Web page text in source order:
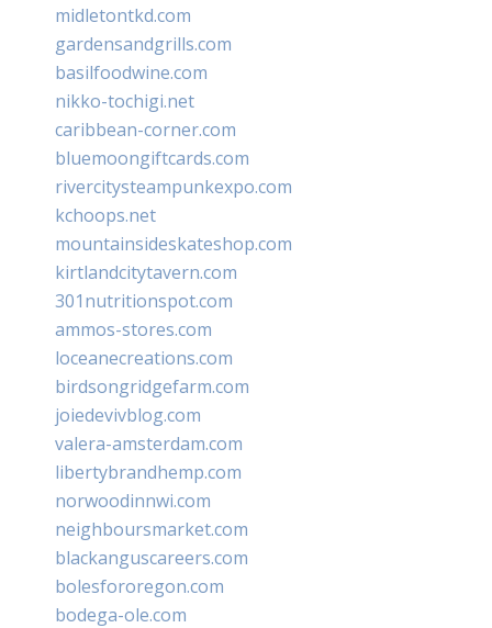
midletontkd.com
gardensandgrills.com
basilfoodwine.com
nikko-tochigi.net
caribbean-corner.com
bluemoongiftcards.com
rivercitysteampunkexpo.com
kchoops.net
mountainsideskateshop.com
kirtlandcitytavern.com
301nutritionspot.com
ammos-stores.com
loceanecreations.com
birdsongridgefarm.com
joiedevivblog.com
valera-amsterdam.com
libertybrandhemp.com
norwoodinnwi.com
neighboursmarket.com
blackanguscareers.com
bolesfororegon.com
bodega-ole.com